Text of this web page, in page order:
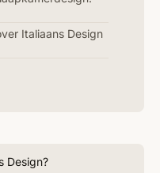
Italiaans Design
Design?